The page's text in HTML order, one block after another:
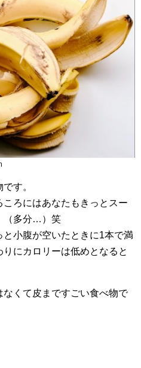
す。
ろにはあなたもきっとスー
（多分…）笑
小腹が空いたときに1本で満
にカロリーは低めとなると
くて皮まですごい食べ物で